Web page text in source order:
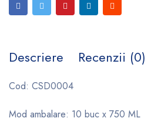
Descriere Recenzii (0)
Cod: CSD0004
Mod ambalare: 10 buc x 750 ML